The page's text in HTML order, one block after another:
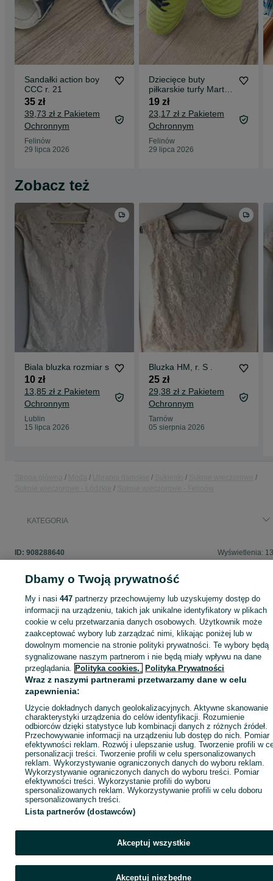
Sandałki action boy
CCC r. 21
35 zł
39,73 zł z Pakietem
Ochronnym
Felinów
29 lipca 2026
Dziecięce buty
piłkarskie turfy Martes
27
19 zł
23,17 zł z Pakietem
Ochronnym
Felinów
29 lipca 2026
Zobacz też
Biala bluzka rozmiar s
10 zł
13,85 zł z Pakietem
Ochronnym
Lublin
15 lipca 2026
Bluzka HM, r. S .
25 zł
29,38 zł z Pakietem
Ochronnym
Tarnów
05 sierpnia 2026
KATEGORIA
ID: 908288640 Wyświetlenia:
Zaloguj się lub załóż konto na OLX, aby skontaktować się z
sprzedającym
Zaloguj się / Załóż konto
Zadzwoń / SMS
Dbamy o Twoją prywatność
My i nasi447 partnerzy przechowujemy lub uzyskujemy dostęp do
informacji na urządzeniu, takich jak unikalne identyfikatory w plikach
cookie w celu przetwarzania danych osobowych. Użytkownik może
zaakceptować wybory lub zarządzać nimi, klikając poniżej lub w
dowolnym momencie na stronie polityki prywatności. Te wybory będą
sygnalizowane naszym partnerom i nie będą miały wpływu na dane
przeglądania. Polityka cookies, Polityka Prywatności
Wraz z naszymi partnerami przetwarzamy dane w celu
zapewnienia:
Użycie dokładnych danych geolokalizacyjnych. Aktywne skanowanie
charakterystyki urządzenia do celów identyfikacji. Rozumienie
odbiorców dzięki statystyce lub kombinacji danych z różnych źródeł.
Przechowywanie informacji na urządzeniu lub dostęp do nich. Pomiar
efektywności reklam. Rozwój i ulepszanie usług. Tworzenie profili w
personalizacji treści. Tworzenie profili w celu spersonalizowanych
reklam. Wykorzystywanie ograniczonych danych do wyboru reklam.
Wykorzystywanie ograniczonych danych do wyboru treści. Pomiar
efektywności treści. Wykorzystanie profili do wyboru
spersonalizowanych reklam. Wykorzystywanie profili w celu doboru
spersonalizowanych treści.
Lista partnerów (dostawców)
Akceptuj wszystkie
Akceptuj niezbędne